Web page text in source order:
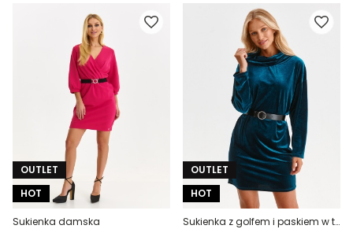
OUTLET
HOT
Sukienka damska
OUTLET
HOT
Sukienka z golfem i paskiem w talii